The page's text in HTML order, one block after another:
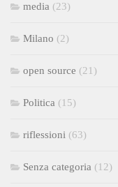
media (23)
Milano (2)
open source (21)
Politica (15)
riflessioni (63)
Senza categoria (12)